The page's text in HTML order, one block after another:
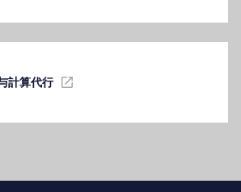
計算代⾏